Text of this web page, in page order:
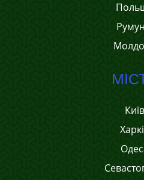
Київ